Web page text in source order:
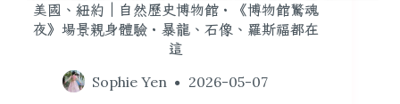
美國、紐約｜自然歷史博物館・《博物館驚魂
夜》場景親身體驗・暴龍、石像、羅斯福都在
這
Sophie Yen
2026-05-07